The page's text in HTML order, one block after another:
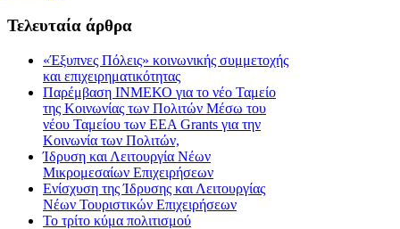
Τελευταία άρθρα
«Έξυπνες Πόλεις» κοινωνικής συμμετοχής
και επιχειρηματικότητας
Παρέμβαση ΙΝΜΕΚΟ για το νέο Ταμείο
της Κοινωνίας των Πολιτών Μέσω του
νέου Ταμείου των ΕΕΑ Grants για την
Κοινωνία των Πολιτών,
Ίδρυση και Λειτουργία Νέων
Μικρομεσαίων Επιχειρήσεων
Ενίσχυση της Ίδρυσης και Λειτουργίας
Νέων Τουριστικών Επιχειρήσεων
Το τρίτο κύμα πολιτισμού